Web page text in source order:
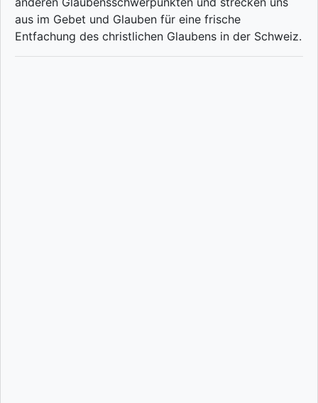
aus im Gebet und Glauben für eine frische
Entfachung des christlichen Glaubens in der Schweiz.